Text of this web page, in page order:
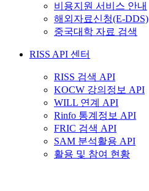
비용지원 서비스 안내
해외자료신청(E-DDS)
중국대학 자료 검색
RISS API 센터
RISS 검색 API
KOCW 강의정보 API
WILL 연계 API
Rinfo 통계정보 API
FRIC 검색 API
SAM 분석활용 API
활용 및 참여 현황